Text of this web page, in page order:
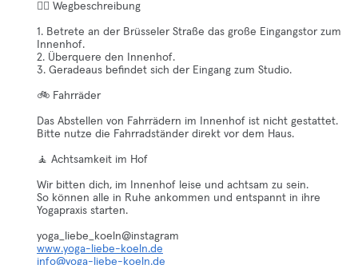
🚶‍♀️ Wegbeschreibung
1. Betrete an der Brüsseler Straße das große Eingangstor zum
Innenhof.
2. Überquere den Innenhof.
3. Geradeaus befindet sich der Eingang zum Studio.
🚲 Fahrräder
Das Abstellen von Fahrrädern im Innenhof ist nicht gestattet.
Bitte nutze die Fahrradständer direkt vor dem Haus.
🧘 Achtsamkeit im Hof
Wir bitten dich, im Innenhof leise und achtsam zu sein.
So können alle in Ruhe ankommen und entspannt in ihre
Yogapraxis starten.
www.yoga-liebe-koeln.de
info@yoga-liebe-koeln.de